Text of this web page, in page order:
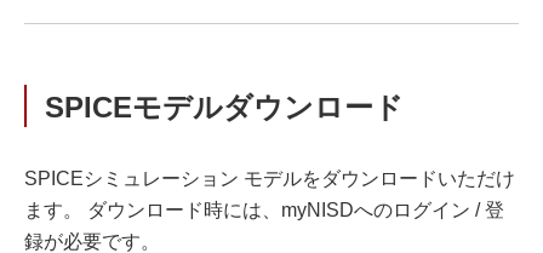
SPICEモデルダウンロード
SPICEシミュレーション モデルをダウンロードいただけ
ます。 ダウンロード時には、myNISDへのログイン / 登
録が必要です。